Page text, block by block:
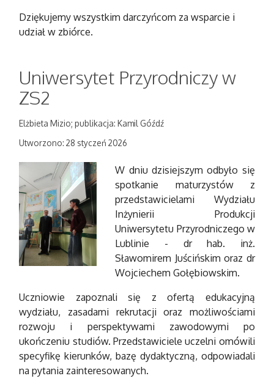
Dziękujemy wszystkim darczyńcom za wsparcie i
udział w zbiórce.
Uniwersytet Przyrodniczy w
ZS2
Elżbieta Mizio; publikacja: Kamil Góźdź
Utworzono: 28 styczeń 2026
W dniu dzisiejszym odbyło się
spotkanie maturzystów z
przedstawicielami Wydziału
Inżynierii Produkcji
Uniwersytetu Przyrodniczego w
Lublinie - dr hab. inż.
Sławomirem Juścińskim oraz dr
Wojciechem Gołębiowskim.
Uczniowie zapoznali się z ofertą edukacyjną
wydziału, zasadami rekrutacji oraz możliwościami
rozwoju i perspektywami zawodowymi po
ukończeniu studiów. Przedstawiciele uczelni omówili
specyfikę kierunków, bazę dydaktyczną, odpowiadali
na pytania zainteresowanych.